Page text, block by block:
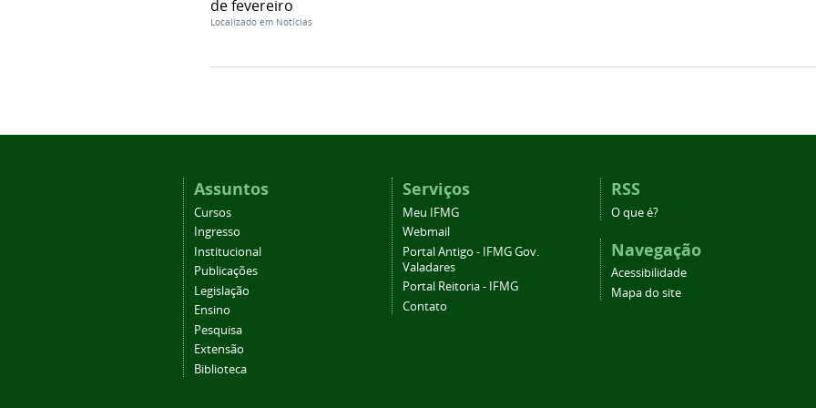
de fevereiro
Localizado em Notícias
Assuntos
Cursos
Ingresso
Institucional
Publicações
Legislação
Ensino
Pesquisa
Extensão
Biblioteca
Serviços
Meu IFMG
Webmail
Portal Antigo - IFMG Gov.
Valadares
Portal Reitoria - IFMG
Contato
RSS
O que é?
Navegação
Acessibilidade
Mapa do site